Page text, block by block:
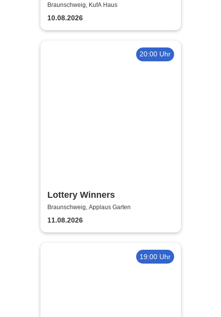
Braunschweig, KufA Haus
10.08.2026
20:00 Uhr
Lottery Winners
Braunschweig, Applaus Garten
11.08.2026
19:00 Uhr